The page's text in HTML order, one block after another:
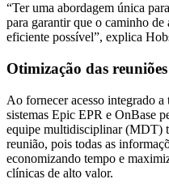
“Ter uma abordagem única
para garantir que o caminho de
eficiente possível”, explica
Otimização das
Ao fornecer acesso integrado
sistemas Epic EPR e OnBase
equipe multidisciplinar (MDT)
reunião, pois todas as
economizando tempo e
clínicas de alto valor.